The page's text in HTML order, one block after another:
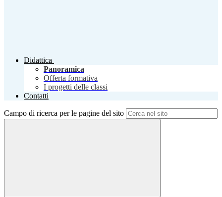
Didattica
Panoramica
Offerta formativa
I progetti delle classi
Contatti
Campo di ricerca per le pagine del sito